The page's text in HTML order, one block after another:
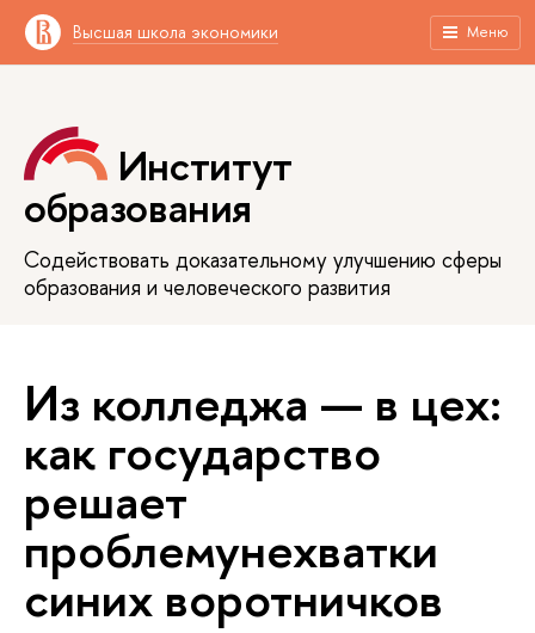
Высшая школа экономики Меню
Институт
образования
Содействовать доказательному улучшению сферы
образования и человеческого развития
Из колледжа — в цех:
как государство
решает
проблемунехватки
синих воротничков